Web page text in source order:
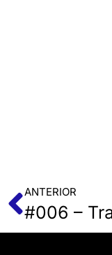
ANTERIOR